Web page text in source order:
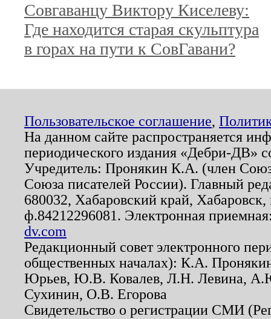
Совгаванцу Виктору Киселеву:
Где находится старая скульптура
в горах на пути к СовГавани?
Пользовательское соглашение,
На данном сайте распространяется
периодического издания «Дебри-ДВ»
Учредитель: Пронякин К.А. (член
Союза писателей России). Главный
680032, Хабаровский край,
ф.84212296081. Электронная
dv.com
Редакционный совет электронного
общественных началах): К.А.
Юрьев, Ю.В. Ковалев, Л.Н. Левина,
Сухинин, О.В. Егорова
Свидетельство о регистрации СМИ